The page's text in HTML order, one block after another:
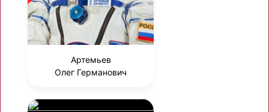
Артемьев
Олег Германович